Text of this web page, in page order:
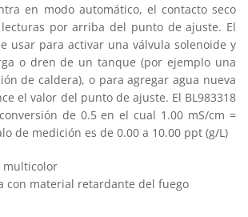
en modo automático, el contacto seco
por arriba del punto de ajuste. El
usar para activar una válvula solenoide y
o dren de un tanque (por ejemplo una
de caldera), o para agregar agua nueva
el valor del punto de ajuste. El BL983318
de 0.5 en el cual 1.00 mS/cm =
de medición es de 0.00 a 10.00 ppt (g/L)
multicolor
con material retardante del fuego